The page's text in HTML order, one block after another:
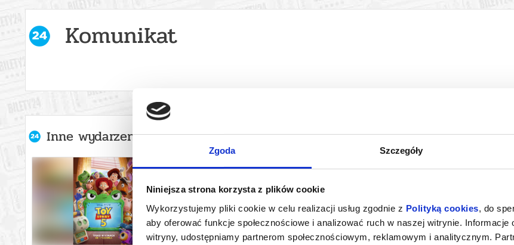
Zgoda Szczegóły
Niniejsza strona korzysta z plików cookie
Wykorzystujemy pliki cookie w celu realizacji usług zgodnie z Polityką cookies, do
aby oferować funkcje społecznościowe i analizować ruch w naszej witrynie.
witryny, udostępniamy partnerom społecznościowym, reklamowym i analitycznym.
Komunikat
Inne wydarzenia organizatora